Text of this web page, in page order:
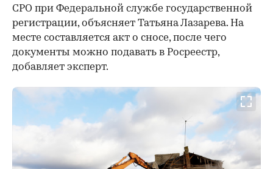
СРО при Федеральной службе государственной
регистрации, объясняет Татьяна Лазарева. На
месте составляется акт о сносе, после чего
документы можно подавать в Росреестр,
добавляет эксперт.